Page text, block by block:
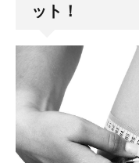
ット！